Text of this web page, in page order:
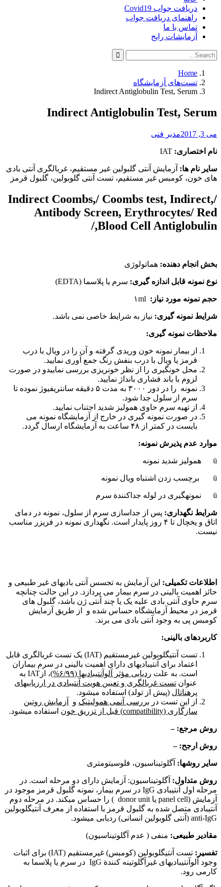
دریافت جواب Covid19
راهنمای دریافت جواب
تماس با ما
آزمایشات رایج
Search
Search
for:
Home
تست‌های آزمایشگاه
Indirect Antiglobulin Test, Serum
Indirect Antiglobulin Test, Serum
می 3, 2017 مدیر فنی
نام اختصاری:
سایر نام ها: آزمایش آنتی گلبولین غیر مستقیم، غربالگری آنتی بادی
های خون، کومبس غیر مستقیم، تست آنتی گلوبولین، گلبول قرمز
Indirect Coombs,/ Coombs test, Indirect,/
Antibody Screen, Erythrocytes/ Red
Blood Cell Antiglobulin,/
بخش انجام دهنده: هماتولوژی
نوع نمونه قابل اندازه گیری: سرم یا پلاسما (EDTA)
حجم نمونه مورد نیاز:
شرایط نمونه گیری: نیاز به شرایط خاصی نمی باشد.
ملاحظات نمونه گیری:
از بیمار نمونه خون وریدی گرفته و آن را در ویال با درب
قرمز یا ویال با درب بنفش رنگ جمع آوری نمایید.
محل خونگیری را از نظر خونریزی بررسی نماییدو در صورت
لزوم با باند فشاری بانداژ نمایید.
نمونه را در دور ۳۰۰۰ به مدت ۵ دقیقه سانتریفیوژ نموده تا
سرم از سلول جدا شود.
از تهیه سرم حاوی همولیز شدید اجتناب نمایید.
در صورت نمونه گیری در خارج از آزمایشگاه نمونه می
بایست در کمتر از ۴۸ ساعت به آزمایشگاه ارسال گردد.
موارد عدم پذیرش نمونه:
ü همولیز شدید نمونه
ü برچسب زدن اشتباه ویال نمونه
ü نمونه‏گیری در لوله جداکنندة سرم
شرایط نگهداری: پس از جداسازی سرم از سلول، نمونه در دمای
اتاق و یخچال تا ۴ روز پایدار است. نگهداری نمونه در فریزر مناسب
نیست.
اطلاعات تکمیلی: این آزمایش به تجسس آنتی بادیهای غیر طبیعی و
حائز اهمیت بالینی در سرم بیمار می پردازد. در این حالت چنانچه
سرم حاوی آنتی بادی علیه یک یا چند آنتی ژن باشد، گلبول های
قرمز در محیط آزمایشگاه حساس شده و از طریق آزمایش
کومبس پی به وجود آنتی بادی می برند.
کاربردهای بالینی:
تست آنتی‏گلوبولین غیرمستقیم (IAT) یک تست غربالگری قابل
اعتماد برای آنتی‏بادی­های دارای اهمیت بالینی در سرم بیماران
است. به علت ردیابی مؤثر آلوآنتی‏بادی­ها (۶/۹۹%)
، ازIAT به
عنوان تست غربالگری و تعیین هویت آنتی‏بادی در ارزیابی‏های
پره‏ناتال (پیش از تولد) استفاده می‏شود.
از این تست در بررسی آنمی همولیتیک و
آزمایش روتین
سازگاری (compatibility) قبل از تزریق خون استفاده می‏شود.
روش مرجع: –
روش ارجح: –
سایر روشها: آگلوتیناسیون، فلوسیتومتری
روش متداول: آگلوتیناسیون: آزمایش دارای دو مرحله است. در
مرحله اول آنتی‏بادی IgG در سرم بیمار، نمونه گلبول قرمز موجود در
آزمایش (panel cell یا donor unit ) را حساس می‏کند. در مرحله دوم
آنتی‏بادی متصل شده به گلبول قرمز با استفاده از معرف آنتی‏گلوبولین
anti-IgG (آنتی گلوبولین انسانی) ردیابی می‏شود.
مقادیر طبیعی: منفی ( عدم آگلوتیناسیون)
تفسیر:
تست آنتی‏گلوبولین (کومبس) غیرمستقیم (IAT) برای اثبات
وجود آلوآنتی‏بادی­های غیرآگلوتینه کنندة IgG در سرم یا پلاسما به
کارمی رود.